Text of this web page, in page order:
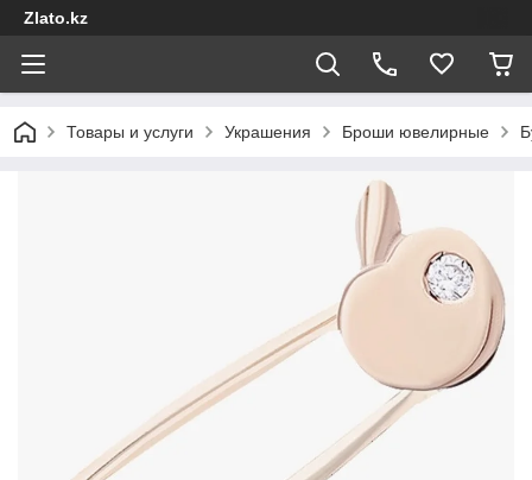
Zlato.kz
Товары и услуги Украшения Броши ювелирные